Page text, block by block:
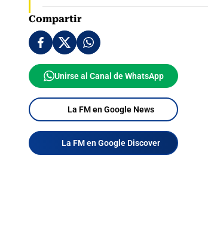
Compartir
Unirse al Canal de WhatsApp
La FM en Google News
La FM en Google Discover